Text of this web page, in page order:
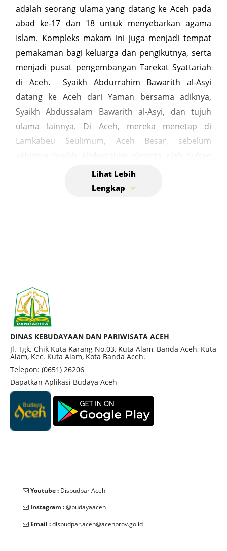
adalah seorang ulama yang datang ke Aceh pada
abad ke-17 dan 18 untuk menyebarkan agama
Islam. Kompleks makam ini juga menjadi tempat
pemakaman bagi keluarga dan pengikutnya, serta
menjadi pusat pengembangan Tarekat Syattariah
di Aceh. Syaikh Abdurrahim Bawarith al-Asyi
datang ke Aceh dari Yaman bersama adiknya,
Syaikh Abdussalam Bawarith al-Asyi, dan tujuh
ulama lainnya. Di Aceh, mereka menetap di
Lamkabeu Seulimum, Aceh Besar, sebelum
Badrul untuk pergi ke Peusangan. Di sana, ia
mendirikan zawiyah dan fokus menyebarkan ilmu
makamnya hingga saat ini. Lokasi makam Berada
di kawasan Awe Geutah, Aceh Besar.Berbentuk
silinder dengan atap pelana yang terbuat dari
daun rubia. Dinding cungkup makam memiliki
tinggi 1,10 meter. Di sekitar makam terdapat
makam keluarganya dan ornamen-ornamen yang
berbentuk pohon kalpataru di area gerbang
makam. Meskipun tidak ada tanggal pasti tahun
meninggalnya, makam ini masih menjadi salah
satu situs sejarah penting dan tempat wisata religi
yang sering diziarahi oleh masyarakat.
DINAS KEBUDAYAAN DAN PARIWISATA ACEH
Jl. Tgk. Chik Kuta Karang No.03, Kuta Alam, Banda Aceh, Kuta
Alam, Kec. Kuta Alam, Kota Banda Aceh.
Telepon: (0651) 26206
Dapatkan Aplikasi Budaya Aceh
Youtube : Disbudpar Aceh
Instagram :@budayaaceh
Email :disbudpar.aceh@acehprov.go.id